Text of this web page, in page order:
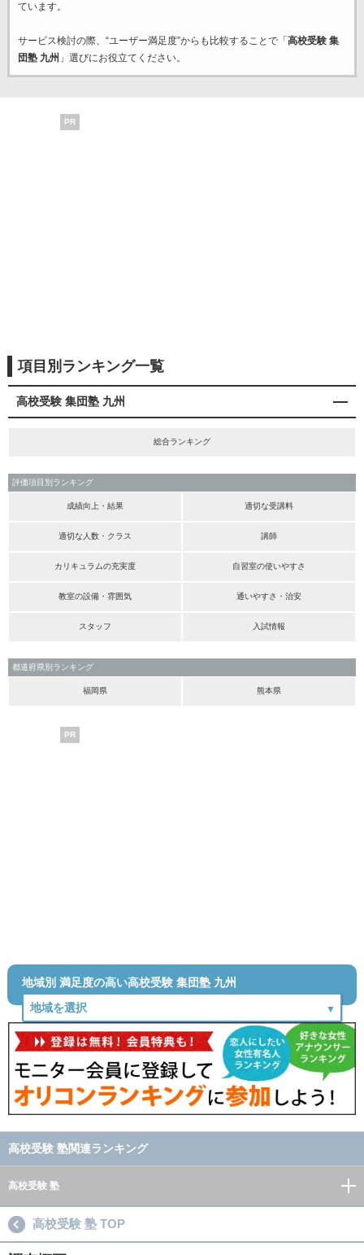
ています。
サービス検討の際、“ユーザー満足度”からも比較することで「 高校受験 集
団塾 九州 」選びにお役立てください。
PR
項目別ランキング一覧
高校受験 集団塾 九州
総合ランキング
評価項目別ランキング
成績向上・結果 適切な受講料
適切な人数・クラス 講師
カリキュラムの充実度 自習室の使いやすさ
教室の設備・雰囲気 通いやすさ・治安
スタッフ 入試情報
都道府県別ランキング
福岡県 熊本県
PR
地域別 満足度の高い高校受験 集団塾 九州
高校受験 塾関連ランキング
高校受験 塾
高校受験 塾 TOP